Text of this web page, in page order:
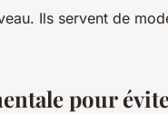
Ils servent de
pour